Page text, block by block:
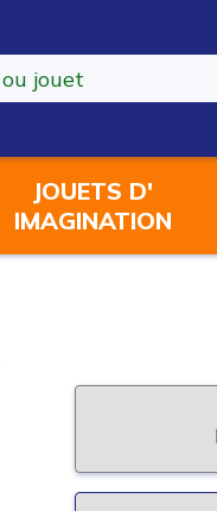
JOUETS D'
IMAGINATION